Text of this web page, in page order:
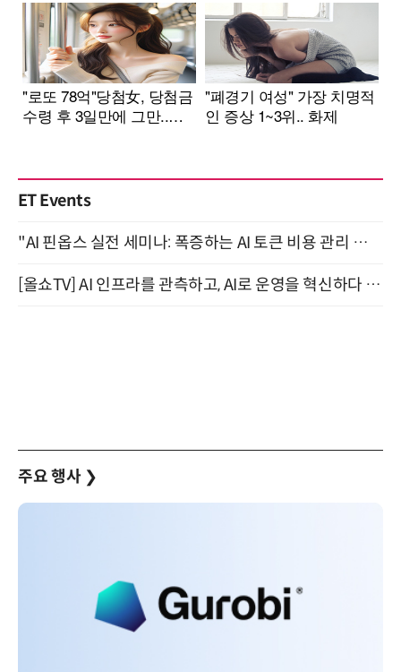
ET Events
"AI 핀옵스 실전 세미나: 폭증하는 AI 토큰 비용 관리 전략" 8월 21일 개최
[올쇼TV] AI 인프라를 관측하고, AI로 운영을 혁신하다 (8월 11일 생방송)
주요 행사 ❯